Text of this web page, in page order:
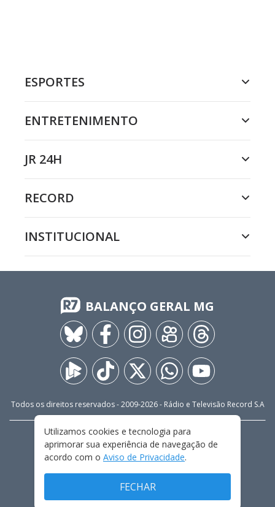
ESPORTES
ENTRETENIMENTO
JR 24H
RECORD
INSTITUCIONAL
BALANÇO GERAL MG
Todos os direitos reservados - 2009-2026- Rádio e Televisão Record S.A
FALE CONOSCO
PRIVACIDADE
TERMOS E CONDIÇÕES DE USO
Utilizamos cookies e tecnologia para
aprimorar sua experiência de navegação de
acordo com o Aviso de Privacidade.
FECHAR